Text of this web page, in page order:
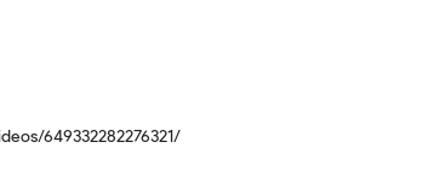
649332282276321/